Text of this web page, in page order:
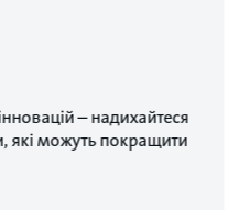
– надихайтеся
які можуть покращити